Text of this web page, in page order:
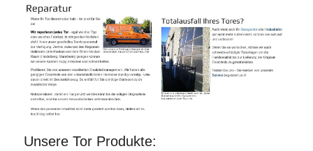
Unsere Tor Produkte: